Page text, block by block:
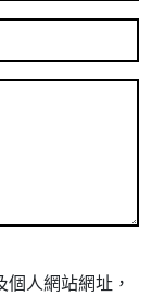
人網站網址，